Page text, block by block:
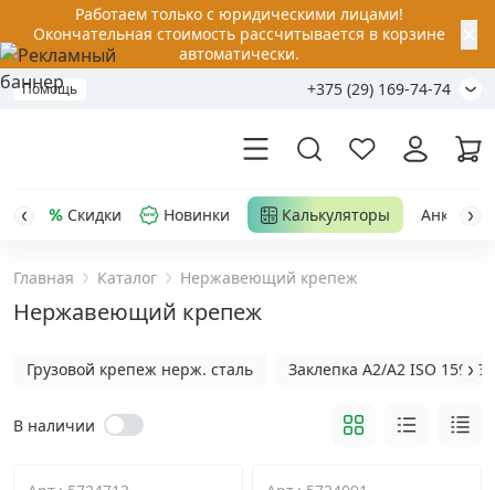
Работаем только с юридическими лицами!
Окончательная стоимость рассчитывается в корзине
автоматически.
Помощь +375 (29) 169-74-74
Акции
Скидки Новинки Калькуляторы Анкер-
Главная Каталог Нержавеющий крепеж
Нержавеющий крепеж
Грузовой крепеж нерж. сталь Заклепка A2/A2 ISO 15983
В наличии